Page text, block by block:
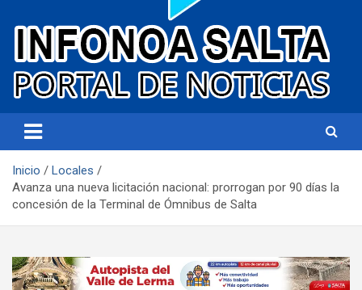
Infonoa Salta
Inicio
Locales
Avanza una nueva licitación nacional: prorrogan por 90 días la
concesión de la Terminal de Ómnibus de Salta